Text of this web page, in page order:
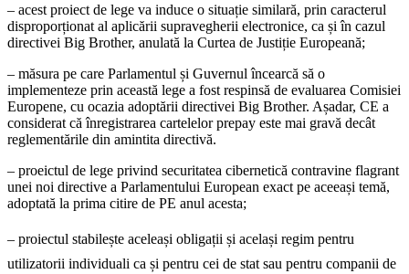
– acest proiect de lege va induce o situație similară, prin caracterul
disproporționat al aplicării supravegherii electronice, ca și în cazul
directivei Big Brother, anulată la Curtea de Justiție Europeană;
– măsura pe care Parlamentul și Guvernul încearcă să o
implementeze prin această lege a fost respinsă de evaluarea Comisiei
Europene, cu ocazia adoptării directivei Big Brother. Așadar, CE a
considerat că înregistrarea cartelelor prepay este mai gravă decât
reglementările din amintita directivă.
– proeictul de lege privind securitatea cibernetică contravine flagrant
unei noi directive a Parlamentului European exact pe aceeași temă,
adoptată la prima citire de PE anul acesta;
– proiectul stabilește aceleași obligații și același regim pentru
utilizatorii individuali ca și pentru cei de stat sau pentru companii de